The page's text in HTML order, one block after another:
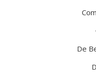
De